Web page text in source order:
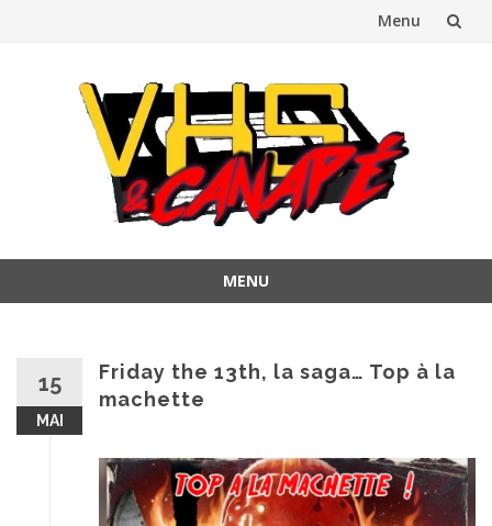
Menu
MENU
15
MAI
Friday the 13th, la saga… Top à la
machette